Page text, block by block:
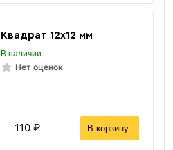
Квадрат 12х12 мм
В наличии
Нет оценок
110 ₽ В корзину
12 м